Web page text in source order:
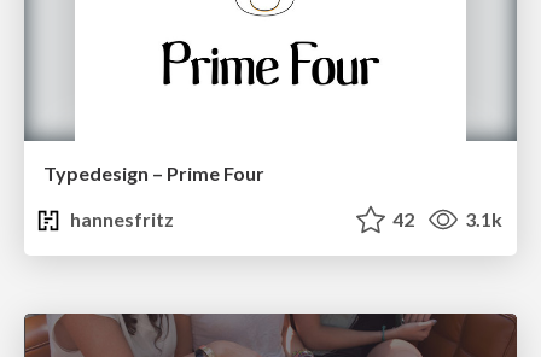
Typedesign – Prime Four
hannesfritz
42 3.1k